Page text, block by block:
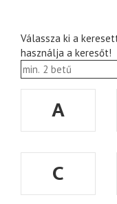
Válassza ki a
használja a keresőt!
A
C